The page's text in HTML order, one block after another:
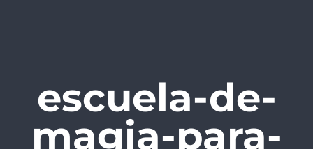
escuela-de-
magia-para-